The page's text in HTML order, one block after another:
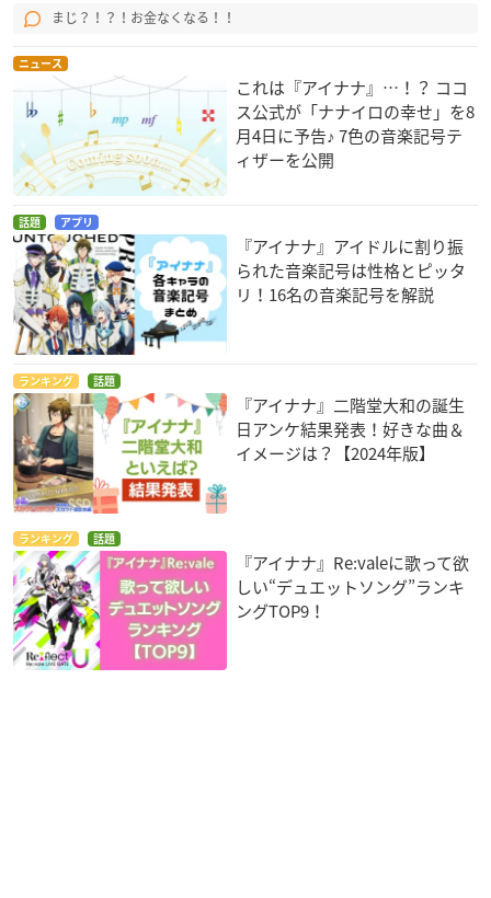
2021年1月21日(木)23:59（ABEMA）
2021年1月19日(火)20:00（Streaming＋）
【配信プラットフォーム】
・ABEMA（DAY1／DAY2／通し）
・Stagecrowd（視聴ページ）
・Streaming＋（視聴ページ
※当日の配信、アーカイブ配信日時などの詳細に関しましては
各社配信サイトで再度ご確認ください。
「アイドリッシュセブン5th Anniversary Event “/BEGINNI
NG NEXT”」にご出演予定の立花慎之介さんにつきまして、
体調不良のため、24日(日)公演の出演をキャンセルさせて頂
くこととなりました。
詳細は下記よりご確認ください。
#アイナナ
— 【公式】「アイドリッシュセブン」イベント総合 (@ID7_
event)January 22, 2021
立花慎之介に関しましてのご報告
まじ？！？！お金なくなる！！
ニュース
これは『アイナナ』…！？ ココ
ス公式が「ナナイロの幸せ」を8
月4日に予告♪ 7色の音楽記号テ
ィザーを公開
話題 アプリ
『アイナナ』アイドルに割り振
られた音楽記号は性格とピッタ
リ！16名の音楽記号を解説
ランキング 話題
『アイナナ』二階堂大和の誕生
日アンケ結果発表！好きな曲＆
イメージは？【2024年版】
ランキング 話題
『アイナナ』Re:valeに歌って欲
しい“デュエットソング”ランキ
ングTOP9！